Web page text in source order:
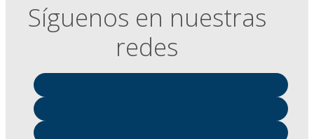
Síguenos en nuestras
redes